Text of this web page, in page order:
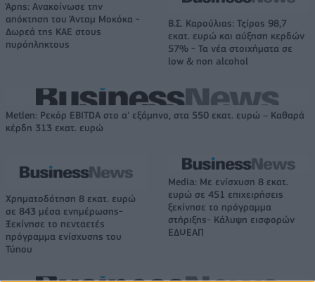
Άρης: Ανακοίνωσε την
απόκτηση του Άνταμ Μοκόκα -
Δωρεά της ΚΑΕ στους
πυρόπληκτους
Β.Σ. Καρούλιας: Τζίρος 98,7
εκατ. ευρώ και αύξηση κερδών
57% - Τα νέα στοιχήματα σε
low & non alcohol
Metlen: Ρεκόρ EBITDA στο α' εξάμηνο, στα 550 εκατ. ευρώ – Καθαρά
κέρδη 313 εκατ. ευρώ
Χρηματοδότηση 8 εκατ. ευρώ
σε 843 μέσα ενημέρωσης-
Ξεκίνησε το πενταετές
πρόγραμμα ενίσχυσης του
Τύπου
Media: Με ενίσχυση 8 εκατ.
ευρώ σε 451 επιχειρήσεις
ξεκίνησε το πρόγραμμα
στήριξης- Κάλυψη εισφορών
ΕΔΟΕΑΠ